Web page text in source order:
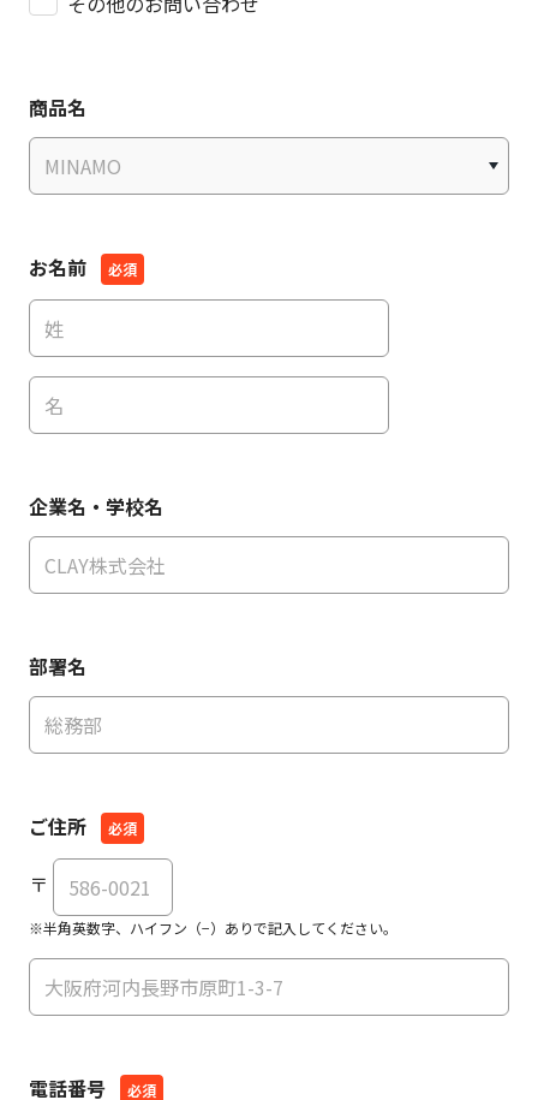
商品名
お名前
企業名・学校名
部署名
ご住所
〒
※半角英数字、ハイフン（−）ありで記入してください。
電話番号